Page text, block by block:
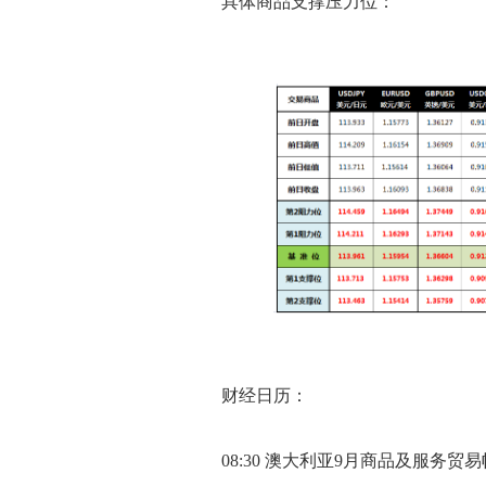
财经日历：
08:30 澳大利亚9月商品及服务贸易